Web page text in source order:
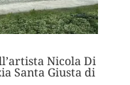
Nicola Di
Santa Giusta di